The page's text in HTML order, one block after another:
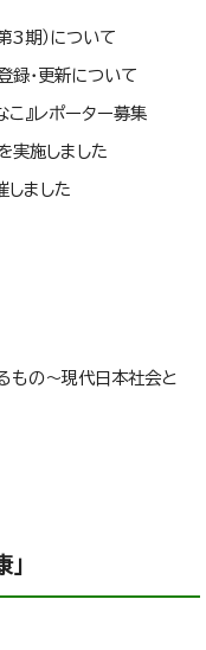
3期）について
・更新について
』レポーター募集
実施しました
しました
もの～現代日本社会と